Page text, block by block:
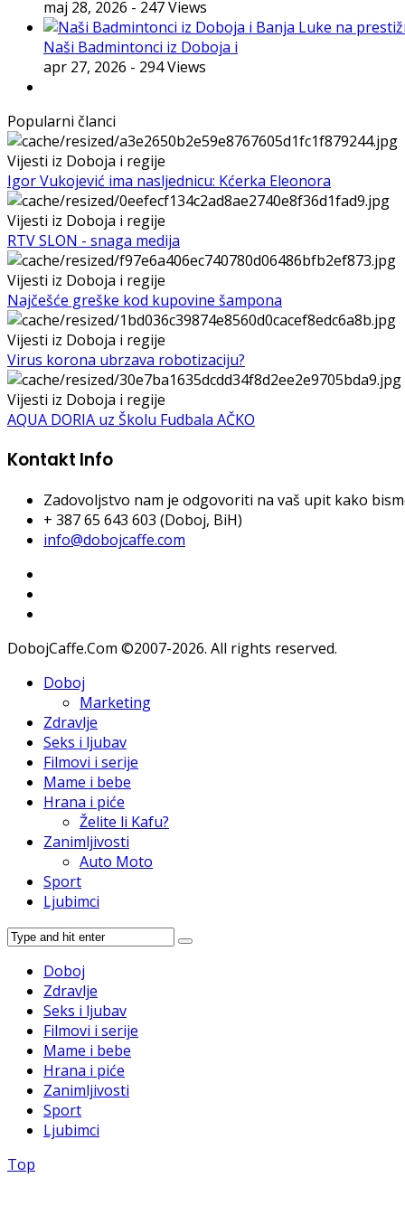
maj 28, 2026 - 247 Views
Naši Badmintonci iz Doboja i
apr 27, 2026 - 294 Views
Popularni članci
Vijesti iz Doboja i regije
Igor Vukojević ima nasljednicu: Kćerka Eleonora
Vijesti iz Doboja i regije
RTV SLON - snaga medija
Vijesti iz Doboja i regije
Najčešće greške kod kupovine šampona
Vijesti iz Doboja i regije
Virus korona ubrzava robotizaciju?
Vijesti iz Doboja i regije
AQUA DORIA uz Školu Fudbala AČKO
Kontakt Info
Zadovoljstvo nam je odgovoriti na vaš upit kako
+ 387 65 643 603 (Doboj, BiH)
info@dobojcaffe.com
DobojCaffe.Com ©2007-2026. All rights reserved.
Doboj
Marketing
Zdravlje
Seks i ljubav
Filmovi i serije
Mame i bebe
Hrana i piće
Želite li Kafu?
Zanimljivosti
Auto Moto
Sport
Ljubimci
Doboj
Zdravlje
Seks i ljubav
Filmovi i serije
Mame i bebe
Hrana i piće
Zanimljivosti
Sport
Ljubimci
Top